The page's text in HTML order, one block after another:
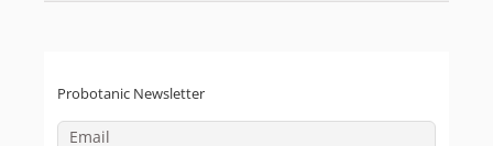
Probotanic Newsletter